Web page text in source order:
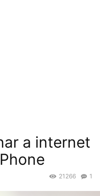
a internet
1
21266